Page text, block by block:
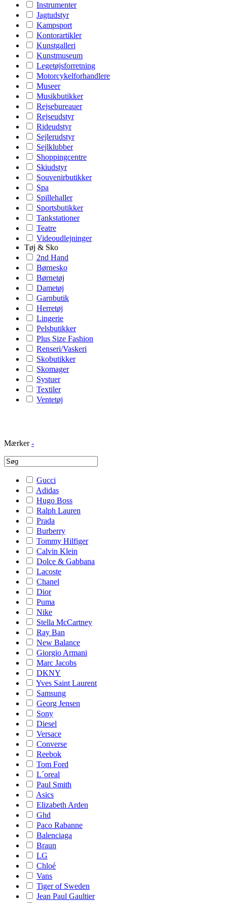
Instrumenter
Jagtudstyr
Kampsport
Kontorartikler
Kunstgalleri
Kunstmuseum
Legetøjsforretning
Motorcykelforhandlere
Museer
Musikbutikker
Rejsebureauer
Rejseudstyr
Rideudstyr
Sejlerudstyr
Sejlklubber
Shoppingcentre
Skiudstyr
Souvenirbutikker
Spa
Spillehaller
Sportsbutikker
Tankstationer
Teatre
Videoudlejninger
Tøj & Sko
2nd Hand
Børnesko
Børnetøj
Dametøj
Garnbutik
Herretøj
Lingerie
Pelsbutikker
Plus Size Fashion
Renseri/Vaskeri
Skobutikker
Skomager
Systuer
Textiler
Ventetøj
Mærker -
Gucci
Adidas
Hugo Boss
Ralph Lauren
Prada
Burberry
Tommy Hilfiger
Calvin Klein
Dolce & Gabbana
Lacoste
Chanel
Dior
Puma
Nike
Stella McCartney
Ray Ban
New Balance
Giorgio Armani
Marc Jacobs
DKNY
Yves Saint Laurent
Samsung
Georg Jensen
Sony
Diesel
Versace
Converse
Reebok
Tom Ford
L´oreal
Paul Smith
Asics
Elizabeth Arden
Ghd
Paco Rabanne
Balenciaga
Braun
LG
Chloé
Vans
Tiger of Sweden
Jean Paul Gaultier